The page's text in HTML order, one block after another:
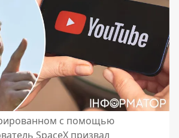
с помощью
SpaceX призвал